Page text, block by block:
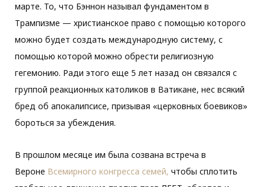
марте. То, что Бэннон называл фундаментом в
Трампизме — христианское право с помощью которого
можно будет создать международную систему, с
помощью которой можно обрести религиозную
гегемонию. Ради этого еще 5 лет назад он связался с
группой реакционных католиков в Ватикане, нес всякий
бред об апокалипсисе, призывая «церковных боевиков»
бороться за убеждения.
В прошлом месяце им была созвана встреча в
Вероне Всемирного конгресса семей, чтобы сплотить